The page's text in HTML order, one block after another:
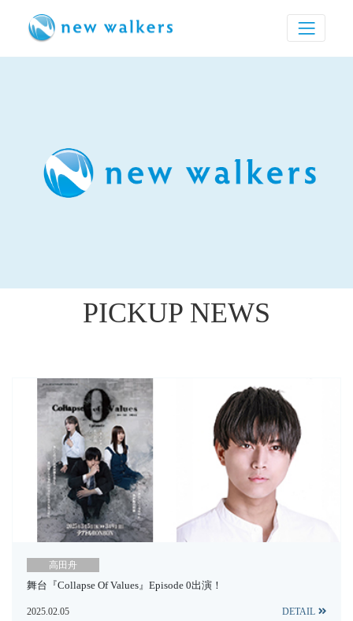
PICKUP NEWS
高田舟
舞台『Collapse Of Values』Episode 0出演！
2025.02.05 DETAIL